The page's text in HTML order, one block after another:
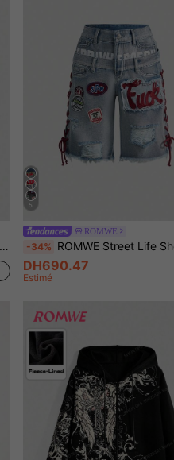
5
ROMWE
-34% ROMWE Street Life Short en jean sexy taille basse avec cordon de serrage, style graphique de logo brodé, style de ballet
DH690.47
Estimé